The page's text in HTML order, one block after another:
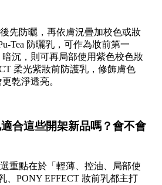
先防曬，再依膚況疊加校色或妝
Tea 防曬乳，可作為妝前第一
沉，則可再局部使用紫色校色妝
柔光紫妝前防護乳，修飾膚色
乾淨透亮。
合這些開架新品嗎？會不會
重點在於「輕薄、控油、局部使
、PONY EFFECT 妝前乳都主打